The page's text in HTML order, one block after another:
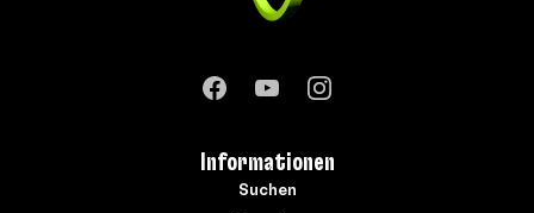
Informationen
Suchen